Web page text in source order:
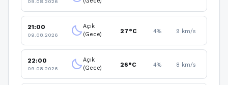
21:00
09.08.2026 clear_nightAçık
(Gece)
27°C 4% 9 km/s
22:00
09.08.2026 clear_nightAçık
(Gece)
26°C 4% 8 km/s